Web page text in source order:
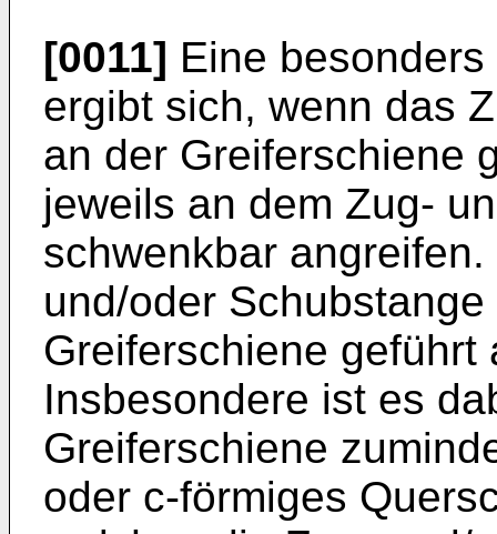
[0011] Eine
ergibt sich, wenn das
an der Greiferschiene
jeweils an dem Zug-
schwenkbar
und/oder
Greiferschiene geführt
Insbesondere ist es
Greiferschiene
oder c-förmiges